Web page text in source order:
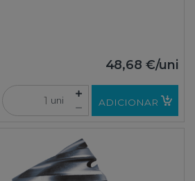
48,68 €/uni
uni ADICIONAR